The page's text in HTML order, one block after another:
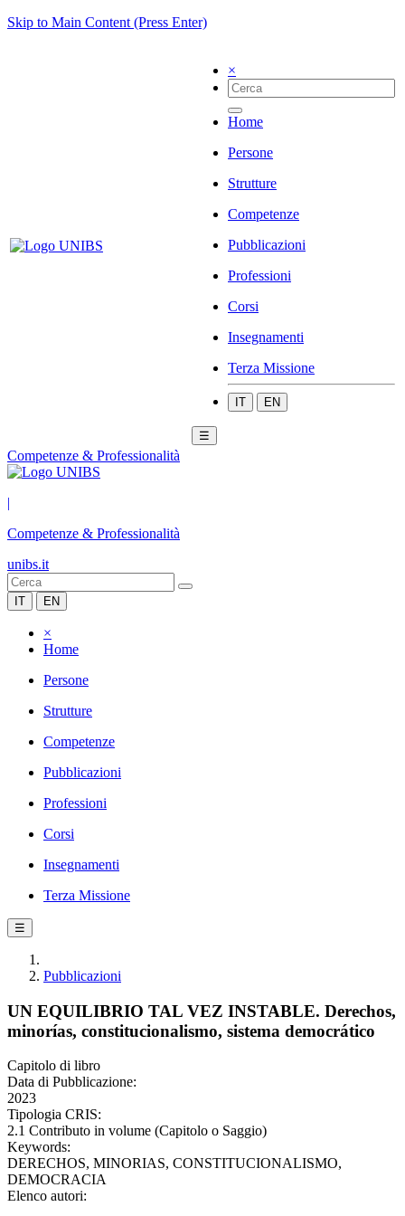
Skip to Main Content (Press Enter)
×
Home
Persone
Strutture
Competenze
Pubblicazioni
Professioni
Corsi
Insegnamenti
Terza Missione
IT EN
☰
Competenze & Professionalità
|
Competenze & Professionalità
unibs.it
IT EN
×
Home
Persone
Strutture
Competenze
Pubblicazioni
Professioni
Corsi
Insegnamenti
Terza Missione
☰
Pubblicazioni
UN EQUILIBRIO TAL VEZ INSTABLE. Derechos,
minorías, constitucionalismo, sistema democrático
Capitolo di libro
Data di Pubblicazione:
2023
Tipologia CRIS:
2.1 Contributo in volume (Capitolo o Saggio)
Keywords:
DERECHOS, MINORIAS, CONSTITUCIONALISMO,
DEMOCRACIA
Elenco autori: